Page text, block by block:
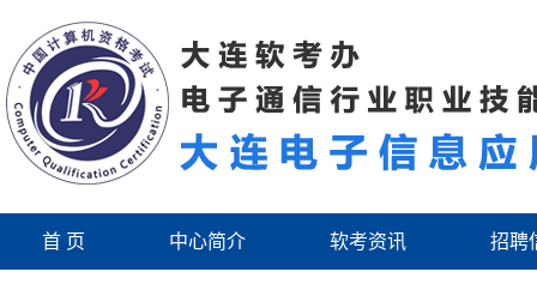
首 页 中心简介 软考资讯 招聘